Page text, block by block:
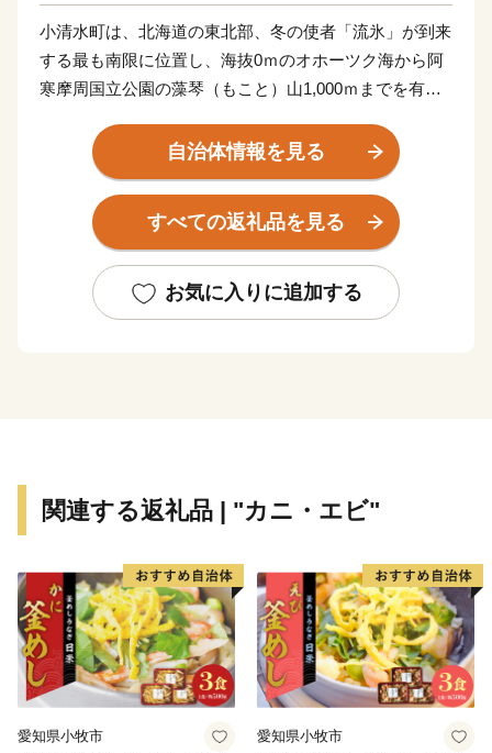
小清水町は、北海道の東北部、冬の使者「流氷」が到来
する最も南限に位置し、海抜0ｍのオホーツク海から阿
寒摩周国立公園の藻琴（もこと）山1,000ｍまでを有す
農業の最盛期である夏から秋にかけて「じゃがいも街
道」と名付けられた道路沿いから斜里岳や知床連山、見
渡す限り耕地風景が広がり“これぞ北海道”と言える雄大
な風景が望めます。この耕地は、日々農家の方が健康な
小麦の一大産地として知られています。
小清水原生花園や濤沸（とうふつ）湖、藻琴山など豊か
ドリーなど様々な施設が併設されています。
自治体情報を見る
すべての返礼品を見る
お気に入りに追加する
関連する返礼品 | "カニ・エビ"
愛知県小牧市 愛知県小牧市